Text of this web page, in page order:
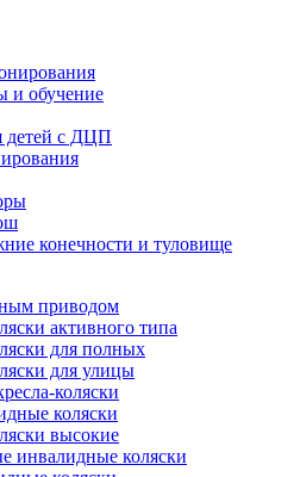
и обучение
детей с ДЦП
конечности и туловище
приводом
активного типа
для полных
для улицы
коляски
коляски
высокие
инвалидные коляски